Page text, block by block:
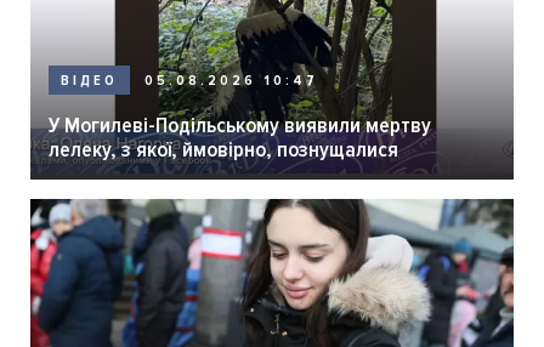
ВІДЕО 05.08.2026 10:47
У Могилеві-Подільському виявили мертву
лелеку, з якої, ймовірно, познущалися